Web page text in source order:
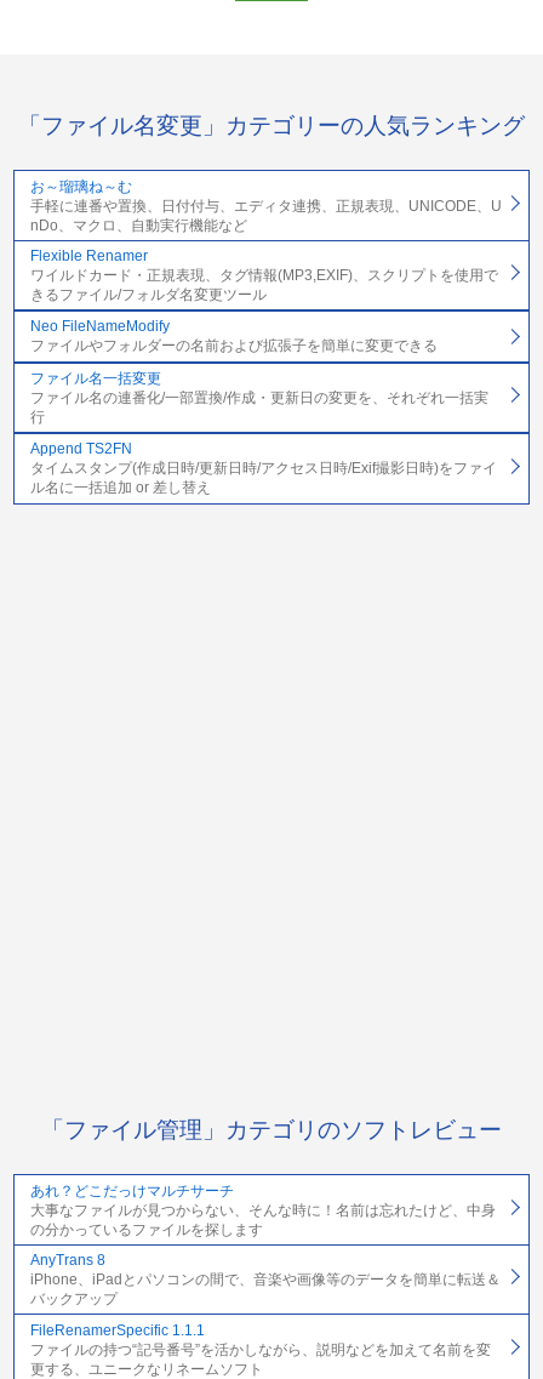
「ファイル名変更」カテゴリーの人気ランキング
お～瑠璃ね～む
手軽に連番や置換、日付付与、エディタ連携、正規表現、UNICODE、U
nDo、マクロ、自動実行機能など
Flexible Renamer
ワイルドカード・正規表現、タグ情報(MP3,EXIF)、スクリプトを使用で
きるファイル/フォルダ名変更ツール
Neo FileNameModify
ファイルやフォルダーの名前および拡張子を簡単に変更できる
ファイル名一括変更
ファイル名の連番化/一部置換/作成・更新日の変更を、それぞれ一括実
行
Append TS2FN
タイムスタンプ(作成日時/更新日時/アクセス日時/Exif撮影日時)をファイ
ル名に一括追加 or 差し替え
「ファイル管理」カテゴリのソフトレビュー
あれ？どこだっけマルチサーチ
大事なファイルが見つからない、そんな時に！名前は忘れたけど、中身
の分かっているファイルを探します
AnyTrans 8
iPhone、iPadとパソコンの間で、音楽や画像等のデータを簡単に転送＆
バックアップ
FileRenamerSpecific 1.1.1
ファイルの持つ“記号番号”を活かしながら、説明などを加えて名前を変
更する、ユニークなリネームソフト